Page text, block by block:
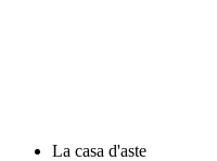
La casa d'aste